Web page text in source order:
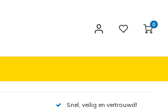
0
Snel, veilig en vertrouwd!